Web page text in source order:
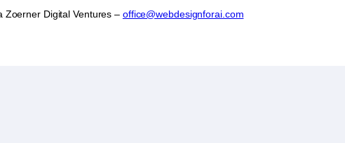
Zoerner Digital Ventures – office@webdesignforai.com